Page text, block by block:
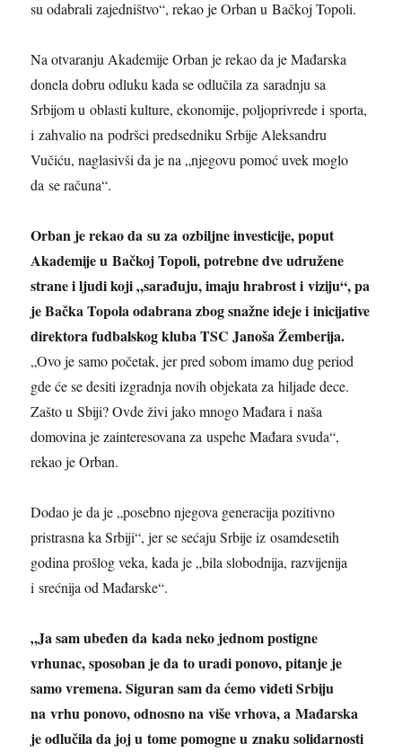
su odabrali zajedništvo“, rekao je Orban u Bačkoj Topoli.
Na otvaranju Akademije Orban je rekao da je Mađarska
donela dobru odluku kada se odlučila za saradnju sa
Srbijom u oblasti kulture, ekonomije, poljoprivrede i sporta,
i zahvalio na podršci predsedniku Srbije Aleksandru
Vučiću, naglasivši da je na „njegovu pomoć uvek moglo
da se računa“.
Orban je rekao da su za ozbiljne investicije, poput
Akademije u Bačkoj Topoli, potrebne dve udružene
strane i ljudi koji „sarađuju, imaju hrabrost i viziju“, pa
je Bačka Topola odabrana zbog snažne ideje i inicijative
direktora fudbalskog kluba TSC Janoša Žemberija.
„Ovo je samo početak, jer pred sobom imamo dug period
gde će se desiti izgradnja novih objekata za hiljade dece.
Zašto u Sbiji? Ovde živi jako mnogo Mađara i naša
domovina je zainteresovana za uspehe Mađara svuda“,
rekao je Orban.
Dodao je da je „posebno njegova generacija pozitivno
pristrasna ka Srbiji“, jer se sećaju Srbije iz osamdesetih
godina prošlog veka, kada je „bila slobodnija, razvijenija
i srećnija od Mađarske“.
„Ja sam ubeđen da kada neko jednom postigne
vrhunac, sposoban je da to uradi ponovo, pitanje je
samo vremena. Siguran sam da ćemo videti Srbiju
na vrhu ponovo, odnosno na više vrhova, a Mađarska
je odlučila da joj u tome pomogne u znaku solidarnosti